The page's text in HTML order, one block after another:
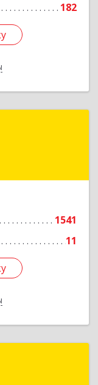
182
1541
11
Подробнее